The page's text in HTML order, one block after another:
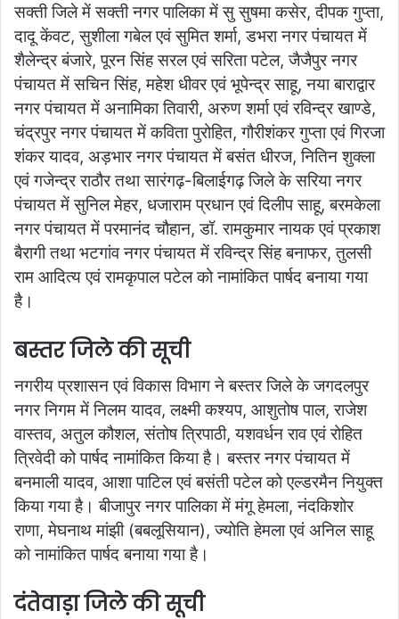
सक्ती जिले में सक्ती नगर पालिका में सु सुषमा कसेर, दीपक गुप्ता,
दादू केंवट, सुशीला गबेल एवं सुमित शर्मा, डभरा नगर पंचायत में
शैलेन्द्र बंजारे, पूरन सिंह सरल एवं सरिता पटेल, जैजैपुर नगर
पंचायत में सचिन सिंह, महेश धीवर एवं भूपेन्द्र साहू, नया बाराद्वार
नगर पंचायत में अनामिका तिवारी, अरुण शर्मा एवं रविन्द्र खाण्डे,
चंद्रपुर नगर पंचायत में कविता पुरोहित, गौरीशंकर गुप्ता एवं गिरजा
शंकर यादव, अड़भार नगर पंचायत में बसंत धीरज, नितिन शुक्ला
एवं गजेन्द्र राठौर तथा सारंगढ़-बिलाईगढ़ जिले के सरिया नगर
पंचायत में सुनिल मेहर, धजाराम प्रधान एवं दिलीप साहू, बरमकेला
नगर पंचायत में परमानंद चौहान, डॉ. रामकुमार नायक एवं प्रकाश
बैरागी तथा भटगांव नगर पंचायत में रविन्द्र सिंह बनाफर, तुलसी
राम आदित्य एवं रामकृपाल पटेल को नामांकित पार्षद बनाया गया
है।
बस्तर जिले की सूची
नगरीय प्रशासन एवं विकास विभाग ने बस्तर जिले के जगदलपुर
नगर निगम में निलम यादव, लक्ष्मी कश्यप, आशुतोष पाल, राजेश
वास्तव, अतुल कौशल, संतोष त्रिपाठी, यशवर्धन राव एवं रोहित
त्रिवेदी को पार्षद नामांकित किया है। बस्तर नगर पंचायत में
बनमाली यादव, आशा पाटिल एवं बसंती पटेल को एल्डरमैन नियुक्त
किया गया है। बीजापुर नगर पालिका में मंगू हेमला, नंदकिशोर
राणा, मेघनाथ मांझी (बबलूसियान), ज्योति हेमला एवं अनिल साहू
को नामांकित पार्षद बनाया गया है।
दंतेवाड़ा जिले की सूची